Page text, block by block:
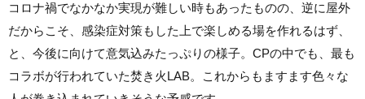
コロナ禍でなかなか実現が難しい時もあったものの、逆に屋外
だからこそ、感染症対策もした上で楽しめる場を作れるはず、
と、今後に向けて意気込みたっぷりの様子。CPの中でも、最も
コラボが行われていた焚き火LAB。これからもますます色々な